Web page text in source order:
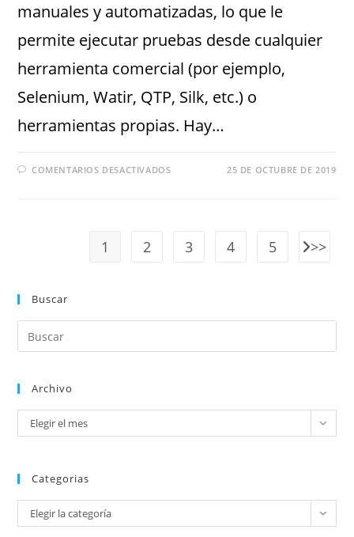
manuales y automatizadas, lo que le
permite ejecutar pruebas desde cualquier
herramienta comercial (por ejemplo,
Selenium, Watir, QTP, Silk, etc.) o
herramientas propias. Hay…
COMENTARIOS DESACTIVADOS 25 DE OCTUBRE DE 2019
1 2 3 4 5
Buscar
Archivo
Elegir el mes
Categorias
Elegir la categoría